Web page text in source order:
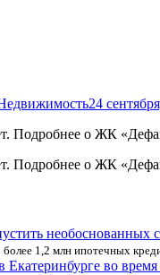
24
Подробнее о ЖК
Подробнее о ЖК
1,2 млн ипотечных